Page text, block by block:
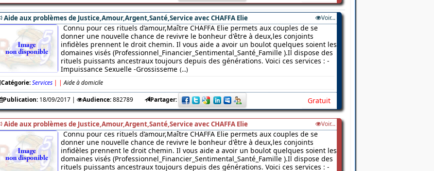
Aide aux problèmes de Justice,Amour,Argent,Santé,Service avec CHAFFA Elie Voir...
Connu pour ces rituels d’amour,Maître CHAFFA Elie permets aux couples de se
donner une nouvelle chance de revivre le bonheur d'être à deux,les conjoints
infidèles prennent le droit chemin. Il vous aide a avoir un boulot quelques soient les
domaines visés (Professionnel_Financier_Sentimental_Santé_Famille ).Il dispose des
rituels puissants ancestraux toujours depuis des générations. Voici ces services : -
Impuissance Sexuelle -Grossisseme (...)
Catégorie: Services | | Aide à domicile
Publication: 18/09/2017| Audience: 882789 Partager: Gratuit
Aide aux problèmes de Justice,Amour,Argent,Santé,Service avec CHAFFA Elie Voir...
Connu pour ces rituels d’amour,Maître CHAFFA Elie permets aux couples de se
donner une nouvelle chance de revivre le bonheur d'être à deux,les conjoints
infidèles prennent le droit chemin. Il vous aide a avoir un boulot quelques soient les
domaines visés (Professionnel_Financier_Sentimental_Santé_Famille ).Il dispose des
rituels puissants ancestraux toujours depuis des générations. Voici ces services : -